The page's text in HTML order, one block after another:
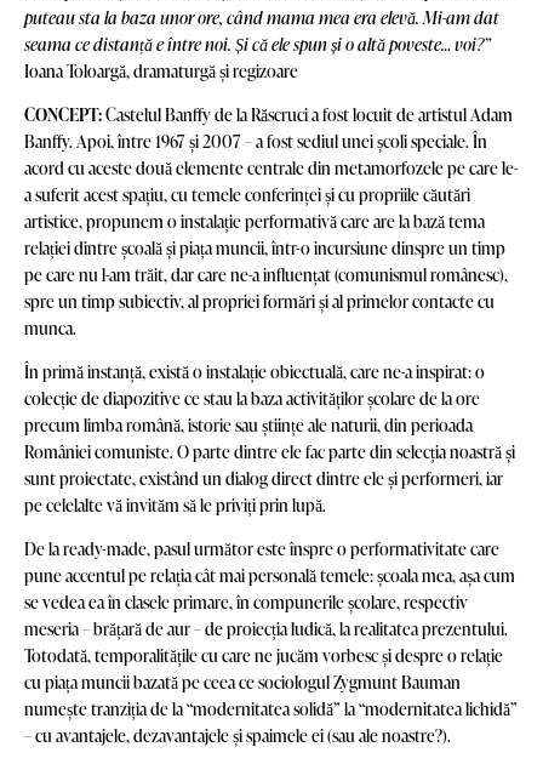
puteau sta la baza unor ore, când mama mea era elevă. Mi-am dat
seama ce distanță e între noi. Și că ele spun și o altă poveste… voi?”
Ioana Toloargă, dramaturgă și regizoare
CONCEPT:Castelul Banffy de la Răscruci a fost locuit de artistul Adam
Banffy. Apoi, între 1967 și 2007 – a fost sediul unei școli speciale. În
acord cu aceste două elemente centrale din metamorfozele pe care le-
a suferit acest spațiu, cu temele conferinței și cu propriile căutări
artistice, propunem o instalație performativă care are la bază tema
relației dintre școală și piața muncii, într-o incursiune dinspre un timp
pe care nu l-am trăit, dar care ne-a influențat (comunismul românesc),
spre un timp subiectiv, al propriei formări și al primelor contacte cu
munca.
În primă instanță, există o instalație obiectuală, care ne-a inspirat: o
colecție de diapozitive ce stau la baza activităților școlare de la ore
precum limba română, istorie sau științe ale naturii, din perioada
României comuniste. O parte dintre ele fac parte din selecția noastră și
sunt proiectate, existând un dialog direct dintre ele și performeri, iar
pe celelalte vă invităm să le priviți prin lupă.
De la ready-made, pasul următor este înspre o performativitate care
pune accentul pe relația cât mai personală temele: școala mea, așa cum
se vedea ea în clasele primare, în compunerile școlare, respectiv
meseria – brățară de aur – de proiecția ludică, la realitatea prezentului.
Totodată, temporalitățile cu care ne jucăm vorbesc și despre o relație
cu piața muncii bazată pe ceea ce sociologul Zygmunt Bauman
numește tranziția de la “modernitatea solidă” la “modernitatea lichidă”
– cu avantajele, dezavantajele și spaimele ei (sau ale noastre?).